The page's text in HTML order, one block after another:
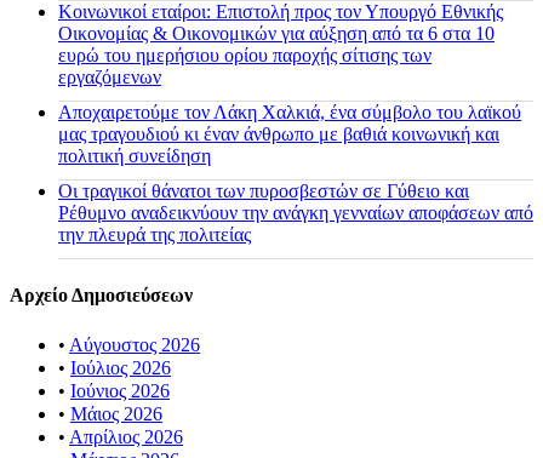
Κοινωνικοί εταίροι: Επιστολή προς τον Υπουργό Εθνικής
Οικονομίας & Οικονομικών για αύξηση από τα 6 στα 10
ευρώ του ημερήσιου ορίου παροχής σίτισης των
εργαζόμενων
Αποχαιρετούμε τον Λάκη Χαλκιά, ένα σύμβολο του λαϊκού
μας τραγουδιού κι έναν άνθρωπο με βαθιά κοινωνική και
πολιτική συνείδηση
Οι τραγικοί θάνατοι των πυροσβεστών σε Γύθειο και
Ρέθυμνο αναδεικνύουν την ανάγκη γενναίων αποφάσεων από
την πλευρά της πολιτείας
Αρχείο Δημοσιεύσεων
• Αύγουστος 2026
• Ιούλιος 2026
• Ιούνιος 2026
• Μάιος 2026
• Απρίλιος 2026